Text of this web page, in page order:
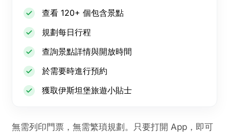
查看 120+ 個包含景點
規劃每日行程
查詢景點詳情與開放時間
於需要時進行預約
獲取伊斯坦堡旅遊小貼士
無需列印門票，無需繁瑣規劃。只要打開 App，即可